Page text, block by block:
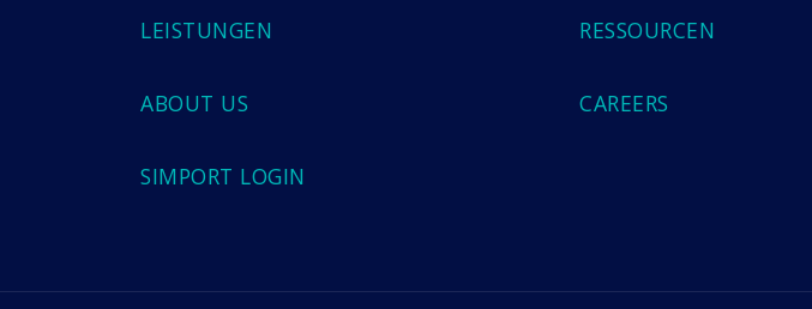
LEISTUNGEN RESSOURCEN
ABOUT US CAREERS
SIMPORT LOGIN